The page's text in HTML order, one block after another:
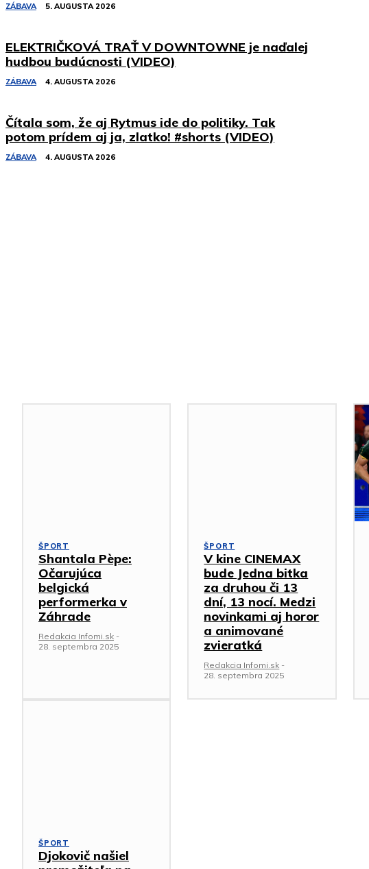
ZÁBAVA 5. AUGUSTA 2026
ELEKTRIČKOVÁ TRAŤ V DOWNTOWNE je naďalej
hudbou budúcnosti (VIDEO)
ZÁBAVA 4. AUGUSTA 2026
Čítala som, že aj Rytmus ide do politiky. Tak
potom prídem aj ja, zlatko! #shorts (VIDEO)
ZÁBAVA 4. AUGUSTA 2026
ŠPORT
Shantala Pèpe:
Očarujúca
belgická
performerka v
Záhrade
Redakcia Infomi.sk -
28. septembra 2025
ŠPORT
V kine CINEMAX
bude Jedna bitka
za druhou či 13
dní, 13 nocí. Medzi
novinkami aj horor
a animované
zvieratká
Redakcia Infomi.sk -
28. septembra 2025
ŠPORT
Djokovič našiel